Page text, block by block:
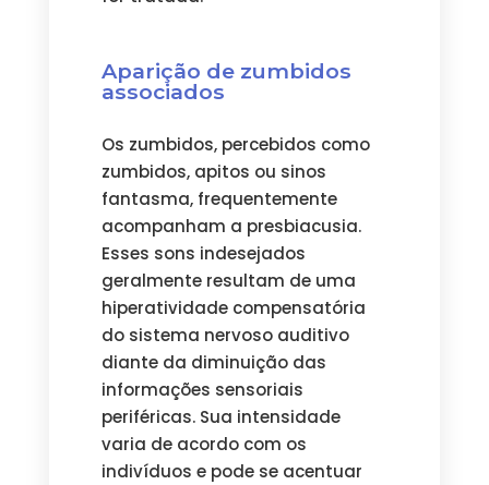
Aparição de zumbidos
associados
Os zumbidos, percebidos como
zumbidos, apitos ou sinos
fantasma, frequentemente
acompanham a presbiacusia.
Esses sons indesejados
geralmente resultam de uma
hiperatividade compensatória
do sistema nervoso auditivo
diante da diminuição das
informações sensoriais
periféricas. Sua intensidade
varia de acordo com os
indivíduos e pode se acentuar